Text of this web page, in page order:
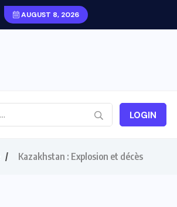
AUGUST 8, 2026
LOGIN
Kazakhstan : Explosion et décès